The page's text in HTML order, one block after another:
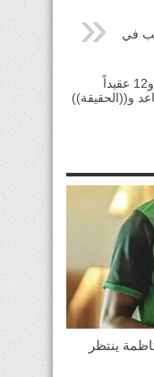
في
الخالد يحيل لواء وعميدين و12 عقيداً
التقاعد و((الحقيقة))
ينتظر